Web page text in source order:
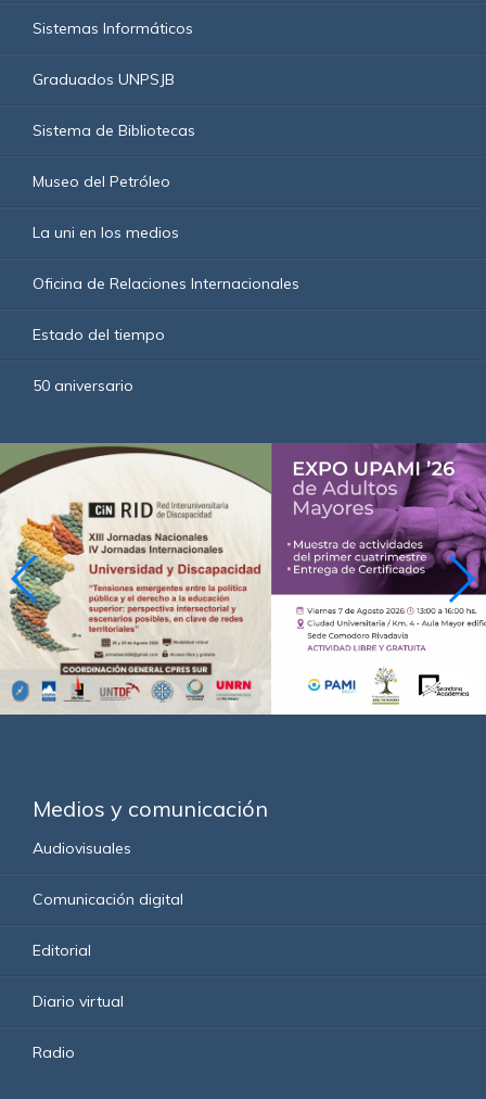
Sistemas Informáticos
Graduados UNPSJB
Sistema de Bibliotecas
Museo del Petróleo
La uni en los medios
Oficina de Relaciones Internacionales
Estado del tiempo
50 aniversario
Medios y comunicación
Audiovisuales
Comunicación digital
Editorial
Diario virtual
Radio